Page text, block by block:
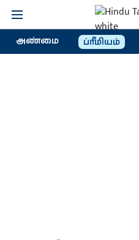
அண்மை ப்ரீமியம்